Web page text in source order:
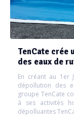
TenCate crée
des eaux de
En créant au 1er
dépollution des
groupe TenCate
à ses activités
dépolluantes